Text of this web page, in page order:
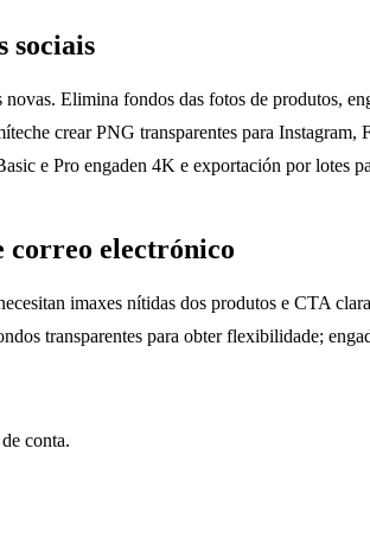
sociais
Elimina fondos das fotos de produtos,
crear PNG transparentes para
e Pro engaden 4K e exportación por lotes
correo electrónico
imaxes nítidas dos produtos e CTA
transparentes para obter flexibilidade;
conta.